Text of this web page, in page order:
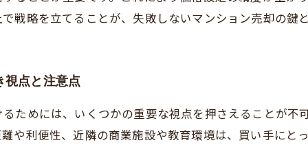
戦略を立てることが、失敗しないマンション売却の鍵
視点と注意点
ためには、いくつかの重要な視点を押さえることが不
や利便性、近隣の商業施設や教育環境は、買い手にと